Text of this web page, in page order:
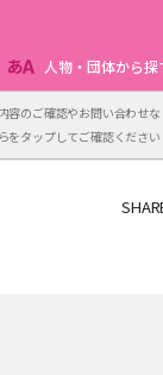
容のご確認やお問い合わせな
をタップしてご確認ください
人物・団体から探
主